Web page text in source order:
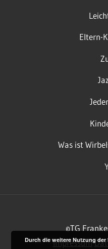
Eltern-
Was ist
©TG
Impressum
Durch die weitere Nutzung